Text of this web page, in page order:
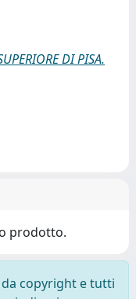
DI PISA.
prodotto.
copyright e tutti